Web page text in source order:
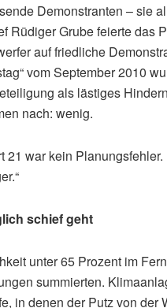
Demonstranten – sie
Rüdiger Grube feierte das
auf friedliche
vom September 2010
als lästiges
nach: wenig.
21 war kein
schief geht
unter 65 Prozent im
summierten.
in denen der Putz von der